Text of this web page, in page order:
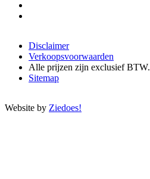
Disclaimer
Verkoopsvoorwaarden
Alle prijzen zijn exclusief BTW.
Sitemap
Website by Ziedoes!